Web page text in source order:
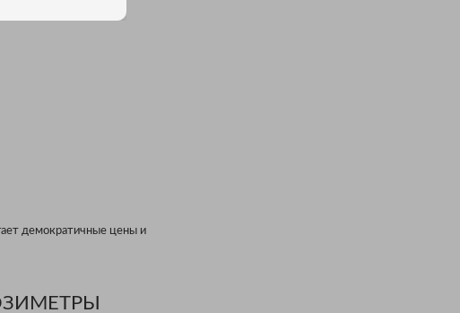
демократичные цены и